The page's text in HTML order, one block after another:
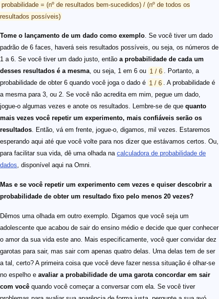
probabilidade = (nº de resultados bem-sucedidos) / (nº de todos os
resultados possíveis)
Tome o lançamento de um dado como exemplo. Se você tiver um dado
padrão de 6 faces, haverá seis resultados possíveis, ou seja, os números de
1 a 6. Se você tiver um dado justo, então a probabilidade de cada um
desses resultados é a mesma, ou seja, 1 em 6 ou 1 / 6 . Portanto, a
probabilidade de obter 6 quando você joga o dado é 1 / 6 . A probabilidade é
a mesma para 3, ou 2. Se você não acredita em mim, pegue um dado,
jogue-o algumas vezes e anote os resultados. Lembre-se de que quanto
mais vezes você repetir um experimento, mais confiáveis serão os
resultados. Então, vá em frente, jogue-o, digamos, mil vezes. Estaremos
esperando aqui até que você volte para nos dizer que estávamos certos. Ou,
para facilitar sua vida, dê uma olhada na calculadora de probabilidade de
dados, disponível aqui na Omni.
Mas e se você repetir um experimento cem vezes e quiser descobrir a
probabilidade de obter um resultado fixo pelo menos 20 vezes?
Dêmos uma olhada em outro exemplo. Digamos que você seja um
adolescente que acabou de sair do ensino médio e decide que quer conhecer
o amor da sua vida este ano. Mais especificamente, você quer convidar dez
garotas para sair, mas sair com apenas quatro delas. Uma delas tem de ser
a tal, certo? A primeira coisa que você deve fazer nessa situação é olhar-se
no espelho e avaliar a probabilidade de uma garota concordar em sair
com você quando você começar a conversar com ela. Se você tiver